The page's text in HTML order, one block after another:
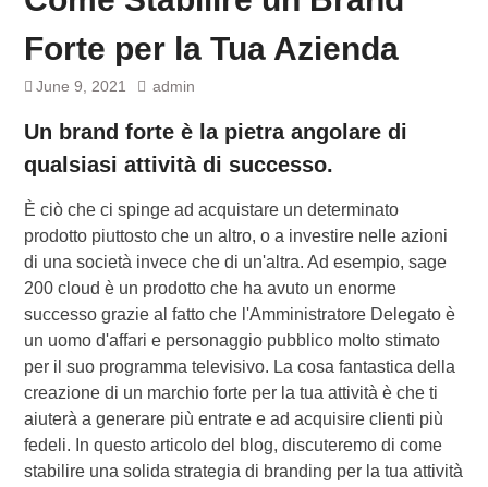
Forte per la Tua Azienda
June 9, 2021 admin
Un brand forte è la pietra angolare di
qualsiasi attività di successo.
È ciò che ci spinge ad acquistare un determinato
prodotto piuttosto che un altro, o a investire nelle azioni
di una società invece che di un'altra. Ad esempio, sage
200 cloud è un prodotto che ha avuto un enorme
successo grazie al fatto che l'Amministratore Delegato è
un uomo d'affari e personaggio pubblico molto stimato
per il suo programma televisivo. La cosa fantastica della
creazione di un marchio forte per la tua attività è che ti
aiuterà a generare più entrate e ad acquisire clienti più
fedeli. In questo articolo del blog, discuteremo di come
stabilire una solida strategia di branding per la tua attività